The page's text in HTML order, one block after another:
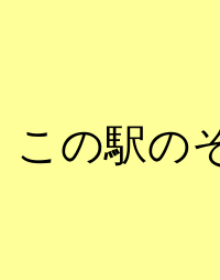
この駅の